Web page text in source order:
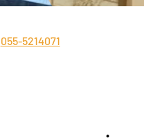
Tel:
055-5214071